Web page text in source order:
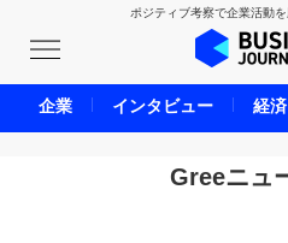
ポジティブ考察で企業活動
BUSINESS
UNICORN
CARBON
Greeニュ
企業 インタビュー 経済